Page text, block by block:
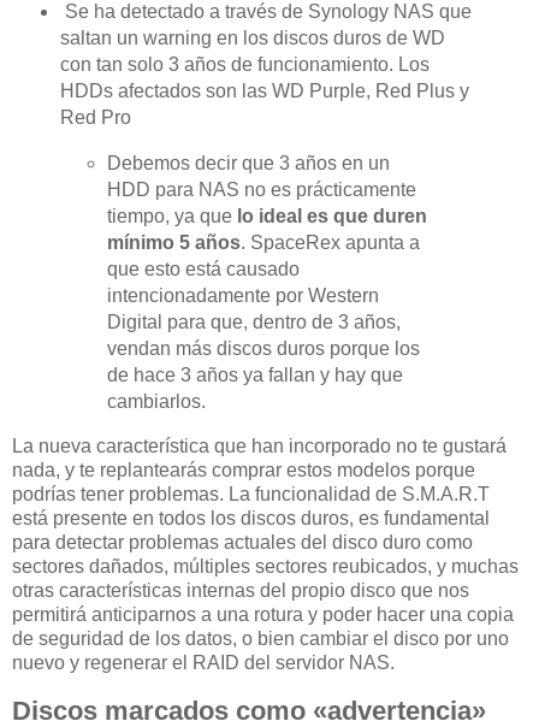
Se ha detectado a través de Synology NAS que
saltan un warning en los discos duros de WD
con tan solo 3 años de funcionamiento. Los
HDDs afectados son las WD Purple, Red Plus y
Red Pro
Debemos decir que 3 años en un
HDD para NAS no es prácticamente
tiempo, ya que lo ideal es que duren
mínimo 5 años. SpaceRex apunta a
que esto está causado
intencionadamente por Western
Digital para que, dentro de 3 años,
vendan más discos duros porque los
de hace 3 años ya fallan y hay que
cambiarlos.
La nueva característica que han incorporado no te gustará
nada, y te replantearás comprar estos modelos porque
podrías tener problemas. La funcionalidad de S.M.A.R.T
está presente en todos los discos duros, es fundamental
para detectar problemas actuales del disco duro como
sectores dañados, múltiples sectores reubicados, y muchas
otras características internas del propio disco que nos
permitirá anticiparnos a una rotura y poder hacer una copia
de seguridad de los datos, o bien cambiar el disco por uno
nuevo y regenerar el RAID del servidor NAS.
Discos marcados como «advertencia»